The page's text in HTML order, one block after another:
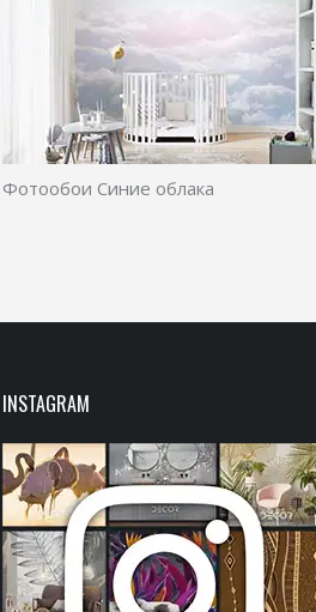
Фотообои Синие облака
INSTAGRAM